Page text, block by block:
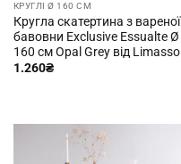
КРУГЛІ Ø 160 СМ
Кругла скатертина з вареної
бавовни Exclusive Essualte Ø
160 см Opal Grey від Limasso
1.260₴